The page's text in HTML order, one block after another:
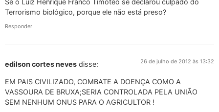
Terrorismo biológico, porque ele não está preso?
Responder
edilson cortes neves disse: 26 de julho de 2012 às 13:32
EM PAIS CIVILIZADO, COMBATE A DOENÇA COMO A
VASSOURA DE BRUXA;SERIA CONTROLADA PELA UNIÃO
SEM NENHUM ONUS PARA O AGRICULTOR !